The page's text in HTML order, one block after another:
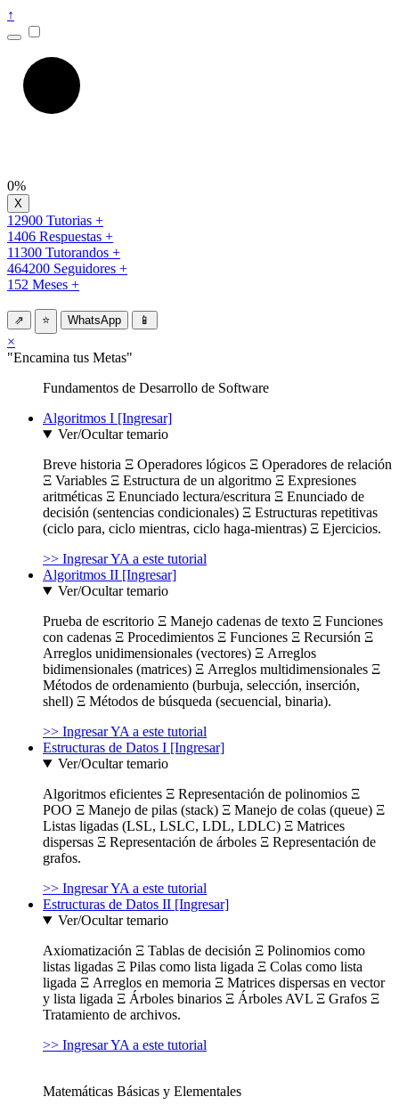
↑
0%
12900 Tutorias +
1406 Respuestas +
11300 Tutorandos +
464200 Seguidores +
152 Meses +
⇗ ⭐ WhatsApp 📱
×
"Encamina tus Metas"
Fundamentos de Desarrollo de Software
Algoritmos I [Ingresar]
Ver/Ocultar temario
Breve historia Ξ Operadores lógicos Ξ Operadores de relación
Ξ Variables Ξ Estructura de un algoritmo Ξ Expresiones
aritméticas Ξ Enunciado lectura/escritura Ξ Enunciado de
decisión (sentencias condicionales) Ξ Estructuras repetitivas
(ciclo para, ciclo mientras, ciclo haga-mientras) Ξ Ejercicios.
>> Ingresar YA a este tutorial
Algoritmos II [Ingresar]
Ver/Ocultar temario
Prueba de escritorio Ξ Manejo cadenas de texto Ξ Funciones
con cadenas Ξ Procedimientos Ξ Funciones Ξ Recursión Ξ
Arreglos unidimensionales (vectores) Ξ Arreglos
bidimensionales (matrices) Ξ Arreglos multidimensionales Ξ
Métodos de ordenamiento (burbuja, selección, inserción,
shell) Ξ Métodos de búsqueda (secuencial, binaria).
>> Ingresar YA a este tutorial
Estructuras de Datos I [Ingresar]
Ver/Ocultar temario
Algoritmos eficientes Ξ Representación de polinomios Ξ
POO Ξ Manejo de pilas (stack) Ξ Manejo de colas (queue) Ξ
Listas ligadas (LSL, LSLC, LDL, LDLC) Ξ Matrices
dispersas Ξ Representación de árboles Ξ Representación de
grafos.
>> Ingresar YA a este tutorial
Estructuras de Datos II [Ingresar]
Ver/Ocultar temario
Axiomatización Ξ Tablas de decisión Ξ Polinomios como
listas ligadas Ξ Pilas como lista ligada Ξ Colas como lista
ligada Ξ Arreglos en memoria Ξ Matrices dispersas en vector
y lista ligada Ξ Árboles binarios Ξ Árboles AVL Ξ Grafos Ξ
Tratamiento de archivos.
>> Ingresar YA a este tutorial
Matemáticas Básicas y Elementales